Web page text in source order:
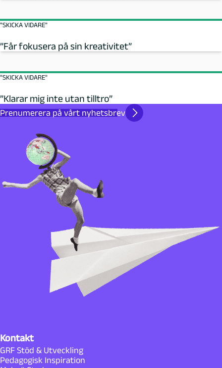
"SKICKA VIDARE"
”Får fokusera på sin kreativitet”
"SKICKA VIDARE"
”Klarar mig inte utan tilltro”
Prenumerera på vårt nyhetsbrev
Kontakt
GRF Stöd & Utveckling
Pedagogisk Inspiration